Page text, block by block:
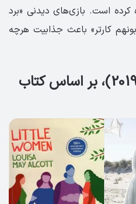
کرده است. بازی‌های دیدنی «برد
بونهم کارتر» باعث جذابیت هرچه
5- فیلم زنان کوچک (2019)، بر اساس کتاب